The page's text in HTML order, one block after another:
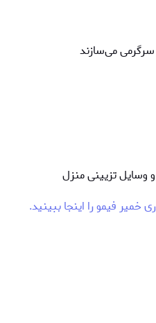
سرگرمی می‌سازند
وسایل تزیینی منزل
خمیر فیمو را اینجا ببینید.